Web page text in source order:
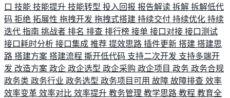
口 技能 技能提升 技能转型 投入回报 报告解读 拆解 拆解低代
码 拒绝 拓展性 拖拽开发 拖拽式搭建 持续交付 持续优化 持续
迭代 指南 挑战者 排名 排查 排行榜 接单 接口对接 接口测试
接口耗时分析 接口集成 推荐 提效思路 插件更新 搭建 搭建思
路 搭建方案 搭建流程 撕开低代码 支持二次开发 支持多端开
发 改造方案 政企 政企选型 政企采购 政企项目 政务 政务合规
政务类 政务行业 政务选型 政务项目可用 故障 故障排查 效率
效率变革 效率对比 效率提升 教务管理 教学思路 教程 教育全